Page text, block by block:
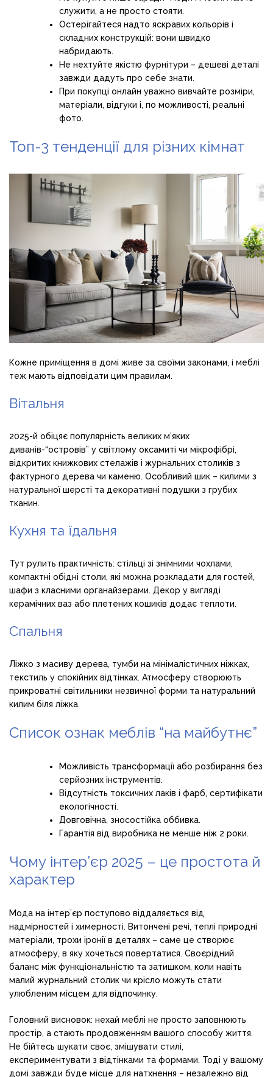
служити, а не просто стояти.
Остерігайтеся надто яскравих кольорів і
складних конструкцій: вони швидко
набридають.
Не нехтуйте якістю фурнітури – дешеві деталі
завжди дадуть про себе знати.
При покупці онлайн уважно вивчайте розміри,
матеріали, відгуки і, по можливості, реальні
фото.
Топ-3 тенденції для різних кімнат
Кожне приміщення в домі живе за своїми законами, і меблі
теж мають відповідати цим правилам.
Вітальня
2025-й обіцяє популярність великих м’яких
диванів-“островів” у світлому оксамиті чи мікрофібрі,
відкритих книжкових стелажів і журнальних столиків з
фактурного дерева чи каменю. Особливий шик – килими з
натуральної шерсті та декоративні подушки з грубих
тканин.
Кухня та їдальня
Тут рулить практичність: стільці зі знімними чохлами,
компактні обідні столи, які можна розкладати для гостей,
шафи з класними органайзерами. Декор у вигляді
керамічних ваз або плетених кошиків додає теплоти.
Спальня
Ліжко з масиву дерева, тумби на мінімалістичних ніжках,
текстиль у спокійних відтінках. Атмосферу створюють
прикроватні світильники незвичної форми та натуральний
килим біля ліжка.
Список ознак меблів “на майбутнє”
Можливість трансформації або розбирання без
серйозних інструментів.
Відсутність токсичних лаків і фарб, сертифікати
екологічності.
Довговічна, зносостійка оббивка.
Гарантія від виробника не менше ніж 2 роки.
Чому інтер’єр 2025 – це простота й
характер
Мода на інтер’єр поступово віддаляється від
надмірностей і химерності. Витончені речі, теплі природні
матеріали, трохи іронії в деталях – саме це створює
атмосферу, в яку хочеться повертатися. Своєрідний
баланс між функціональністю та затишком, коли навіть
малий журнальний столик чи крісло можуть стати
улюбленим місцем для відпочинку.
Головний висновок: нехай меблі не просто заповнюють
простір, а стають продовженням вашого способу життя.
Не бійтесь шукати своє, змішувати стилі,
експериментувати з відтінками та формами. Тоді у вашому
домі завжди буде місце для натхнення – незалежно від